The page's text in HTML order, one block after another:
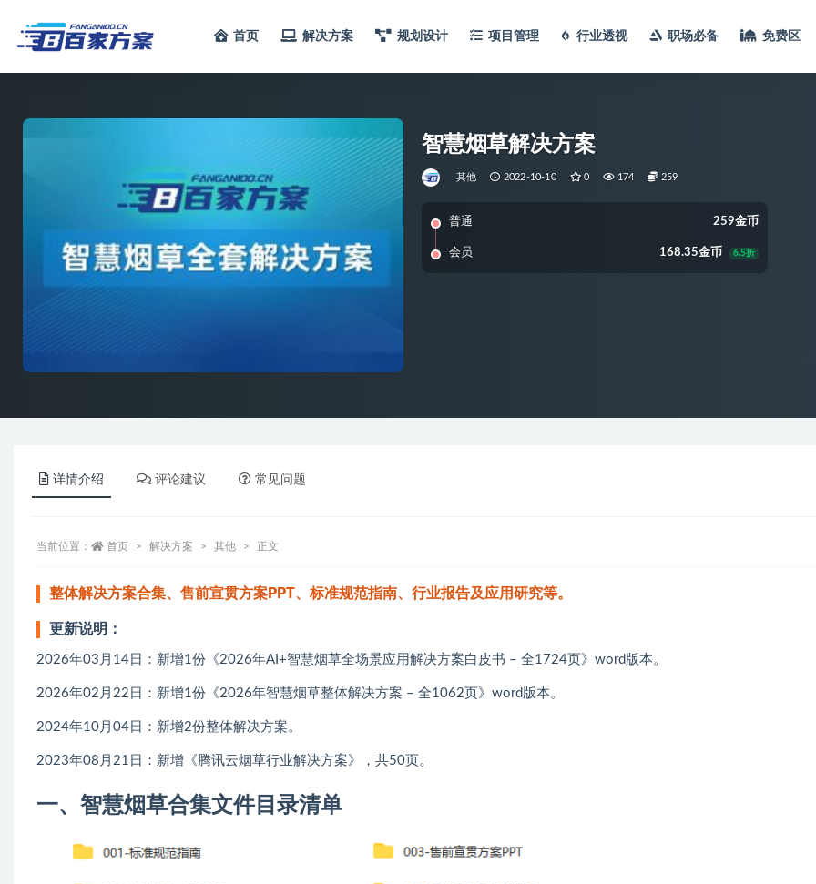
首页 解决方案 规划设计 项目管理 行业透视 职场必备 免费区
智慧烟草解决方案
其他 2022-10-10 0 174 259
普通 259金币
会员 168.35金币 6.5折
详情介绍 评论建议 常见问题
当前位置： 首页 解决方案 其他 正文
整体解决方案合集、售前宣贯方案PPT、标准规范指南、行业报告及应用研究等。
更新说明：
2026年03月14日：新增1份《2026年AI+智慧烟草全场景应用解决方案白皮书 – 全1724页》word版本。
2026年02月22日：新增1份《2026年智慧烟草整体解决方案 – 全1062页》word版本。
2024年10月04日：新增2份整体解决方案。
2023年08月21日：新增《腾讯云烟草行业解决方案》，共50页。
一、智慧烟草合集文件目录清单